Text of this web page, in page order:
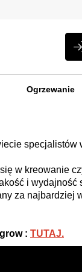
Ogrzewanie
w kreowanie
i wydajność
za najbardziej
: TUTAJ.